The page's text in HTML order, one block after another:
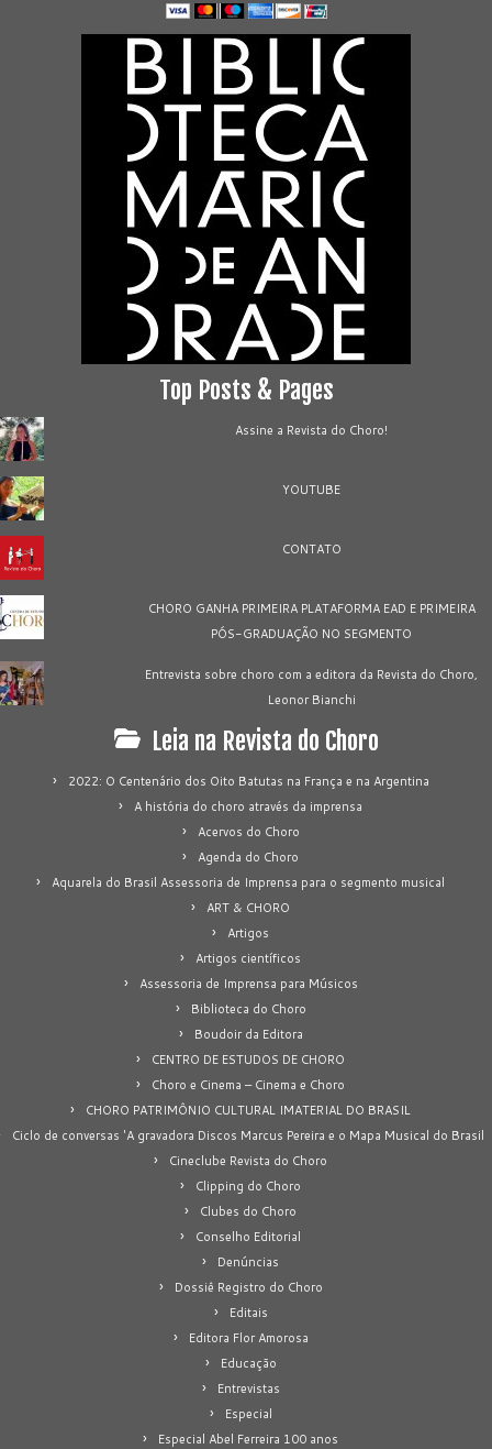
Top Posts & Pages
Assine a Revista do Choro!
YOUTUBE
CONTATO
CHORO GANHA PRIMEIRA PLATAFORMA EAD E PRIMEIRA
PÓS-GRADUAÇÃO NO SEGMENTO
Entrevista sobre choro com a editora da Revista do Choro,
Leonor Bianchi
Leia na Revista do Choro
2022: O Centenário dos Oito Batutas na França e na Argentina
A história do choro através da imprensa
Acervos do Choro
Agenda do Choro
Aquarela do Brasil Assessoria de Imprensa para o segmento musical
ART & CHORO
Artigos
Artigos científicos
Assessoria de Imprensa para Músicos
Biblioteca do Choro
Boudoir da Editora
CENTRO DE ESTUDOS DE CHORO
Choro e Cinema – Cinema e Choro
CHORO PATRIMÔNIO CULTURAL IMATERIAL DO BRASIL
Ciclo de conversas 'A gravadora Discos Marcus Pereira e o Mapa Musical do Brasil
Cineclube Revista do Choro
Clipping do Choro
Clubes do Choro
Conselho Editorial
Denúncias
Dossiê Registro do Choro
Editais
Editora Flor Amorosa
Educação
Entrevistas
Especial
Especial Abel Ferreira 100 anos